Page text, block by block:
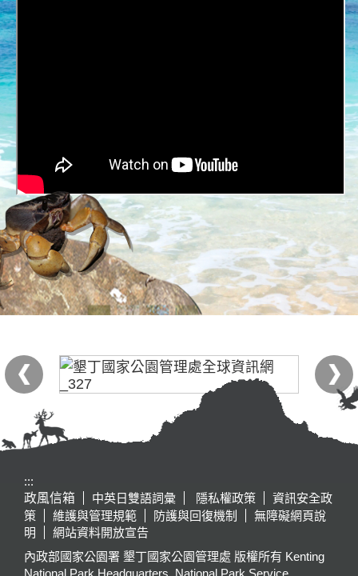
:::
政風信箱
中英日雙語詞彙 隱私權政策
資訊安全政
策
維護與管理規範 防護與回復機制
無障礙網頁說
明
網站資料開放宣告
內政部國家公園署 墾丁國家公園管理處 版權所有 Kenting
National Park Headquarters, National Park Service,